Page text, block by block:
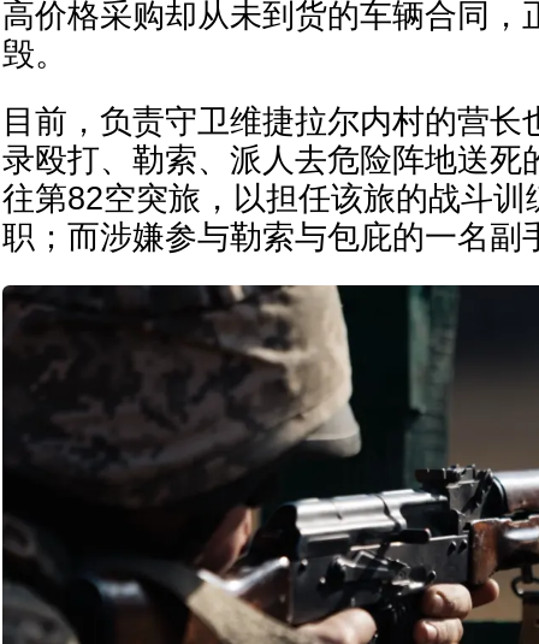
高价格采购却从未到货的车辆合同，
毁。
目前，负责守卫维捷拉尔内村的营长
录殴打、勒索、派人去危险阵地送死
往第82空突旅，以担任该旅的战斗训
职；而涉嫌参与勒索与包庇的一名副